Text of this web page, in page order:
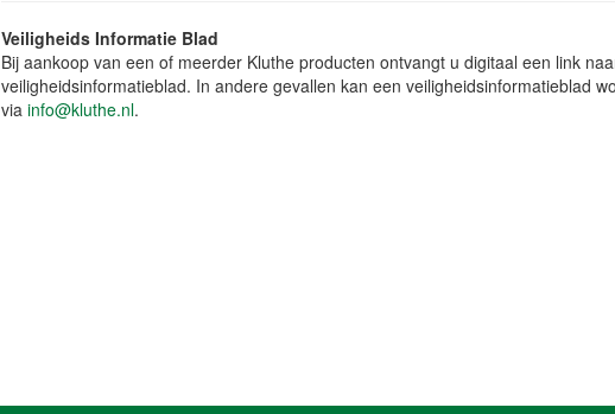
Veiligheids Informatie Blad
Bij aankoop van een of meerder Kluthe producten ontvangt u digitaal een link
veiligheidsinformatieblad. In andere gevallen kan een veiligheidsinformatieblad
viainfo@kluthe.nl.